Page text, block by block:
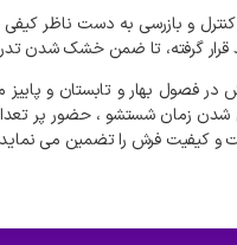
کنترل و بازرسی به دست ناظر کیفی
قرار گرفته، تا ضمن خشک شدن
در فصول بهار و تابستان و پاییز
شدن زمان شستشو ، حضور پر
و کیفیت فرش راتضمین می نماید